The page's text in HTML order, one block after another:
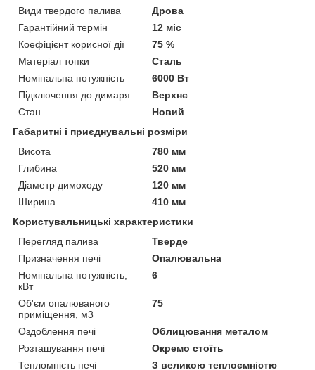
Види твердого палива
Дрова
Гарантійний термін
12 міс
Коефіцієнт корисної дії
75 %
Матеріал топки
Сталь
Номінальна потужність
6000 Вт
Підключення до димаря
Верхнє
Стан
Новий
Габаритні і приєднувальні розміри
Висота
780 мм
Глибина
520 мм
Діаметр димоходу
120 мм
Ширина
410 мм
Користувальницькі характеристики
Перегляд палива
Тверде
Призначення печі
Опалювальна
Номінальна потужність,
кВт
6
Об'єм опалюваного
приміщення, м3
75
Оздоблення печі
Облицювання металом
Розташування печі
Окремо стоїть
Тепломність печі
З великою теплоємністю